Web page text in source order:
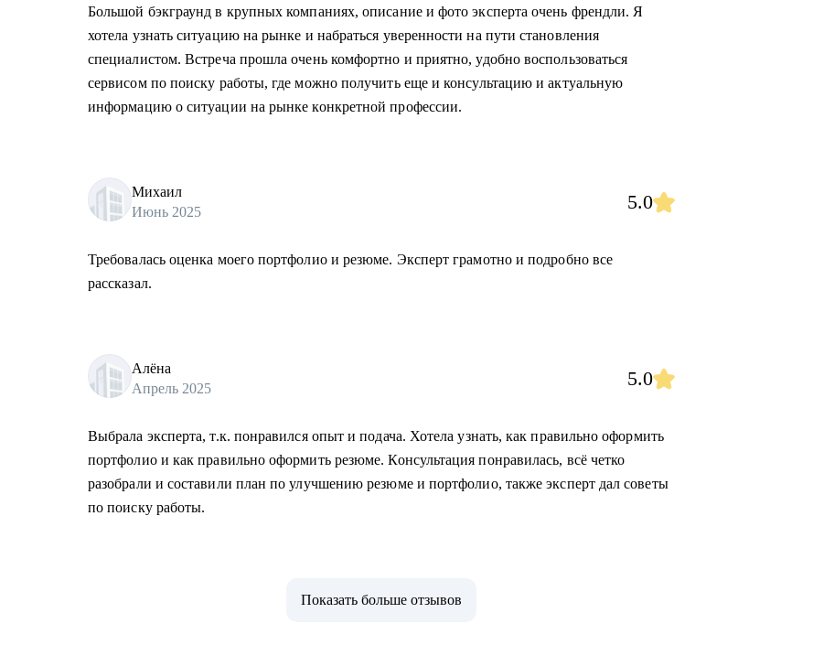
Большой бэкграунд в крупных компаниях, описание и фото эксперта очень френдли. Я
хотела узнать ситуацию на рынке и набраться уверенности на пути становления
специалистом. Встреча прошла очень комфортно и приятно, удобно воспользоваться
сервисом по поиску работы, где можно получить еще и консультацию и актуальную
информацию о ситуации на рынке конкретной профессии.
Михаил
Июнь 2025
5.0
Требовалась оценка моего портфолио и резюме. Эксперт грамотно и подробно все
рассказал.
Алёна
Апрель 2025
5.0
Выбрала эксперта, т.к. понравился опыт и подача. Хотела узнать, как правильно оформить
портфолио и как правильно оформить резюме. Консультация понравилась, всё четко
разобрали и составили план по улучшению резюме и портфолио, также эксперт дал советы
по поиску работы.
Показать больше отзывов